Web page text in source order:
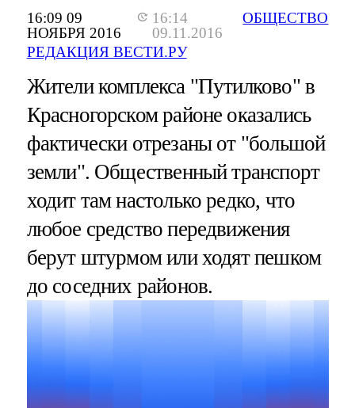
16:09 09
НОЯБРЯ 2016
16:14
09.11.2016
РЕДАКЦИЯ ВЕСТИ.РУ
ОБЩЕСТВО
Жители комплекса "Путилково" в
Красногорском районе оказались
фактически отрезаны от "большой
земли". Общественный транспорт
ходит там настолько редко, что
любое средство передвижения
берут штурмом или ходят пешком
до соседних районов.